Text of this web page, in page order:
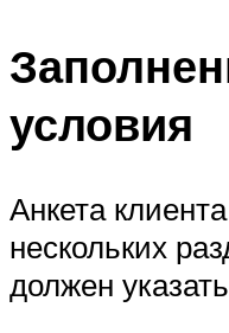
условия
Анкета
нескольких
должен